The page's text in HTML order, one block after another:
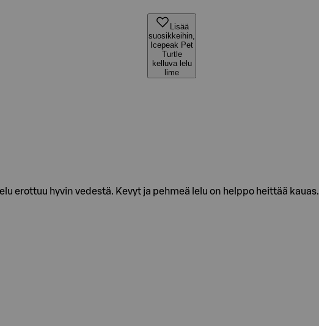
Lisää
suosikkeihin,
Icepeak Pet
Turtle
kelluva lelu
lime
erottuu hyvin vedestä. Kevyt ja pehmeä lelu on helppo heittää kauas.